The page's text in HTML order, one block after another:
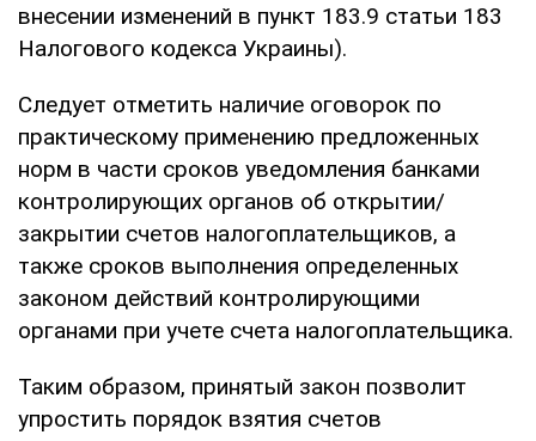
внесении изменений в пункт 183.9 статьи 183
Налогового кодекса Украины).
Следует отметить наличие оговорок по
практическому применению предложенных
норм в части сроков уведомления банками
контролирующих органов об открытии/
закрытии счетов налогоплательщиков, а
также сроков выполнения определенных
законом действий контролирующими
органами при учете счета налогоплательщика.
Таким образом, принятый закон позволит
упростить порядок взятия счетов